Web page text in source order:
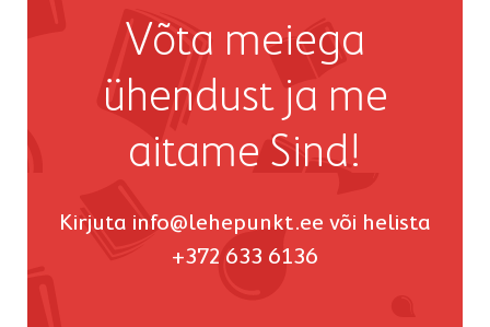
Võta meiega
ühendust ja me
aitame Sind!
Kirjuta info@lehepunkt.ee või helista
+372 633 6136